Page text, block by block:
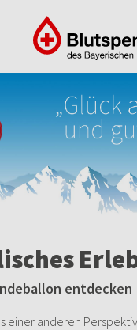
entdecken
einer anderen